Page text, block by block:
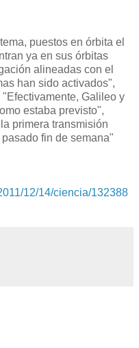
puestos en órbita el
ya en sus órbitas
alineadas con el
han sido activados",
Galileo y
estaba previsto",
primera transmisión
fin de semana"
12/14/ciencia/132388